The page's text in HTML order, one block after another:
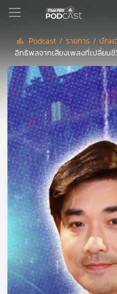
Podcast
เพล
ย์
ลิ
สต์
แนะนำ
เพล
ย์
ลิ
สต์
ของ
คุณ
เพลง
Podcast / รายการ / นักผ
อิทธิพลจากเสียงเพลงที่เปลี่ยน